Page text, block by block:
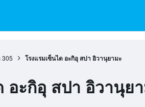
305 โรงแรมเซ็นได อะกิอุ สปา อิวานุยามะ
อะกิอุ สปา อิวานุย